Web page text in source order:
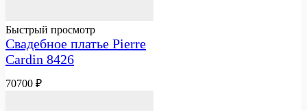
Быстрый просмотр
Свадебное платье Pierre
Cardin 8426
70700 ₽